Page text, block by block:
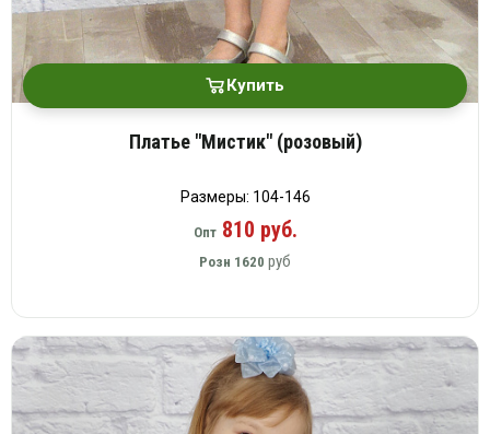
Купить
Платье "Мистик" (розовый)
Размеры: 104-146
Опт810 руб.
Розн 1620 руб